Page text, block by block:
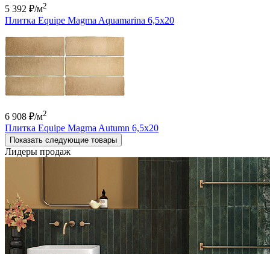
5 392 ₽/м2
Плитка Equipe Magma Aquamarina 6,5x20
6 908 ₽/м2
Плитка Equipe Magma Autumn 6,5x20
Показать следующие товары
Лидеры продаж